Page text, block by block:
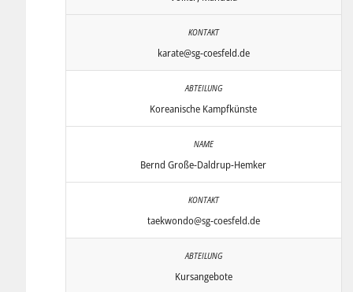
karate@sg-coesfeld.de
Koreanische Kampfkünste
Bernd Große-Daldrup-Hemker
taekwondo@sg-coesfeld.de
Kursangebote